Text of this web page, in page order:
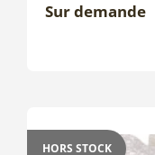
Sur demande
HORS STOCK